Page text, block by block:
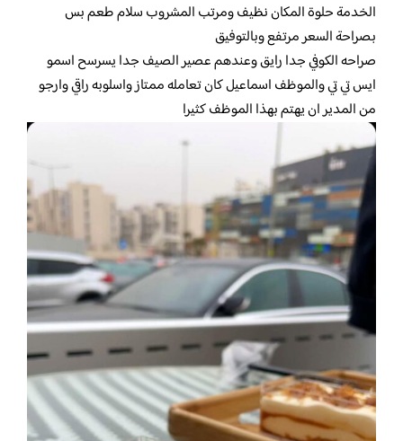
الخدمة حلوة المكان نظيف ومرتب المشروب سلام طعم بس
بصراحة السعر مرتفع وبالتوفيق
صراحه الكوفي جدا رايق وعندهم عصير الصيف جدا يسرسح اسمو
ايس تي تي والموظف اسماعيل كان تعامله ممتاز واسلوبه راقي وارجو
من المدير ان يهتم بهذا الموظف كثيرا